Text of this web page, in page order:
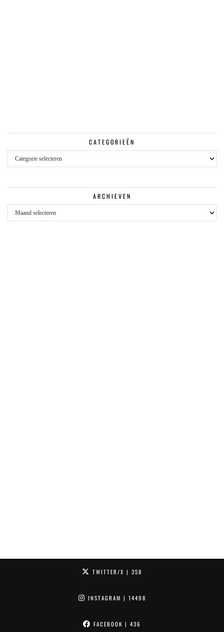
CATEGORIEËN
Categorieën
ARCHIEVEN
Archieven
TWITTER/X | 358
INSTAGRAM | 14498
FACEBOOK | 436